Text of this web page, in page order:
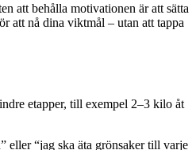
att behålla motivationen är att sätta
att nå dina viktmål – utan att tappa
etapper, till exempel 2–3 kilo åt
eller “jag ska äta grönsaker till varje